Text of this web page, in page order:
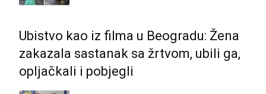
Ubistvo kao iz filma u Beogradu: Žena
zakazala sastanak sa žrtvom, ubili ga,
opljačkali i pobjegli